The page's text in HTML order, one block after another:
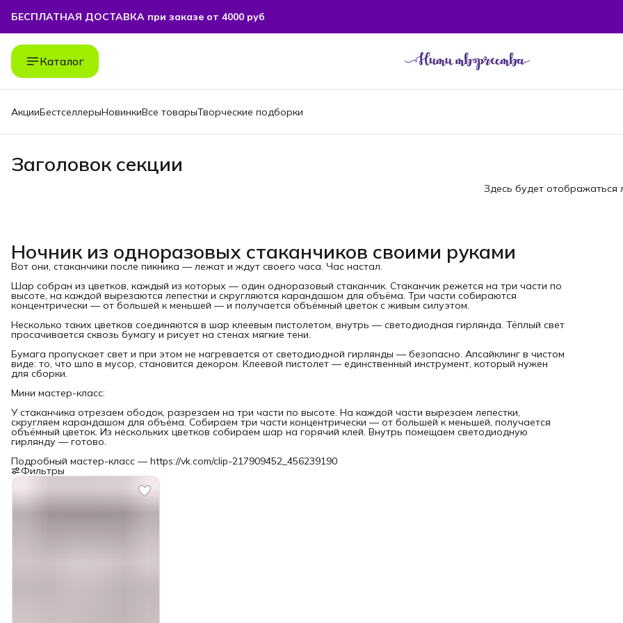
БЕСПЛАТНАЯ ДОСТАВКА при заказе от 4000 руб
Каталог
АкцииБестселлерыНовинкиВсе товарыТворческие подборки
Заголовок секции
Здесь будет отображаться
Ночник из одноразовых стаканчиков своими руками
Вот они, стаканчики после пикника — лежат и ждут своего часа. Час настал.
Шар собран из цветков, каждый из которых — один одноразовый стаканчик. Стаканчик режется на три части по
высоте, на каждой вырезаются лепестки и скругляются карандашом для объёма. Три части собираются
концентрически — от большей к меньшей — и получается объёмный цветок с живым силуэтом.
Несколько таких цветков соединяются в шар клеевым пистолетом, внутрь — светодиодная гирлянда. Тёплый свет
просачивается сквозь бумагу и рисует на стенах мягкие тени.
Бумага пропускает свет и при этом не нагревается от светодиодной гирлянды — безопасно. Апсайклинг в чистом
виде: то, что шло в мусор, становится декором. Клеевой пистолет — единственный инструмент, который нужен
для сборки.
Мини мастер-класс:
У стаканчика отрезаем ободок, разрезаем на три части по высоте. На каждой части вырезаем лепестки,
скругляем карандашом для объёма. Собираем три части концентрически — от большей к меньшей, получается
объёмный цветок. Из нескольких цветков собираем шар на горячий клей. Внутрь помещаем светодиодную
гирлянду — готово.
Подробный мастер-класс — https://vk.com/clip-217909452_456239190
Фильтры